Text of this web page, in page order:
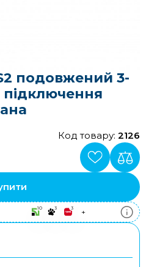
подовжений 3-
Код товару: 2126
10 3 3 +